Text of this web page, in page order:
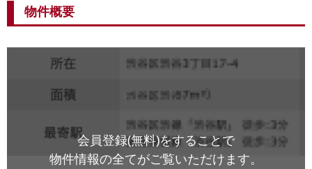
物件概要
会員登録(無料)をすることで
物件情報の全てがご覧いただけます。